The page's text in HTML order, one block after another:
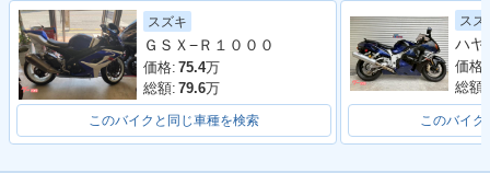
2021年 GSX-R100
0R ABS・カラーチ
ェンジ
2020年 GSX-R100
0R ABS・特別・限
定仕様
2019年 GSX-R100
0R ABS・マイナー
チェンジ
スズキ
ＧＳＸ−Ｒ１０００
価格: 75.4万
総額: 79.6万
このバイクと同じ車種を検索
スズ
価格:
総額:
このバイク